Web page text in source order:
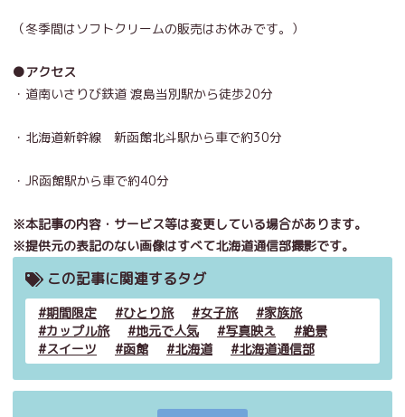
（冬季間はソフトクリームの販売はお休みです。）
●アクセス
・道南いさりび鉄道 渡島当別駅から徒歩20分
・北海道新幹線 新函館北斗駅から車で約30分
・JR函館駅から車で約40分
※本記事の内容・サービス等は変更している場合があります。
※提供元の表記のない画像はすべて北海道通信部撮影です。
この記事に関連するタグ
期間限定 ひとり旅 女子旅
家族旅
カップル旅
地元で人気 写真映え
絶景
スイーツ
函館 北海道 北海道通信部